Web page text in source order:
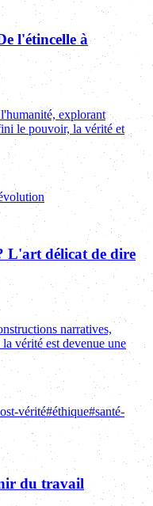
l'étincelle à
explorant
le pouvoir, la vérité et
L'art délicat de dire
narratives,
vérité est devenue une
vérité#éthique#santé-
du travail